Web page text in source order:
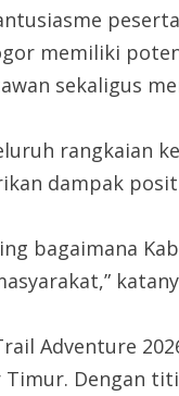
memiliki
sekaligus
rangkaian
dampak
bagaimana
Adventure
Timur. Dengan